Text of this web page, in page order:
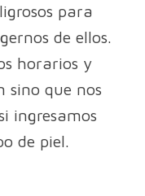
para
de ellos.
horarios y
sino que nos
ingresamos
de piel.